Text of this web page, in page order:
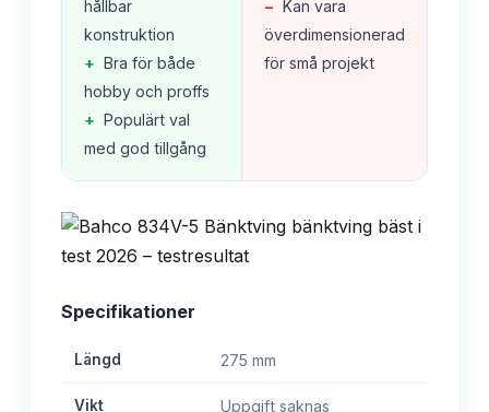
hållbar
konstruktion
+ Bra för både
hobby och proffs
+ Populärt val
med god tillgång
− Kan vara
överdimensionerad
för små projekt
Specifikationer
Längd 275 mm
Vikt Uppgift saknas